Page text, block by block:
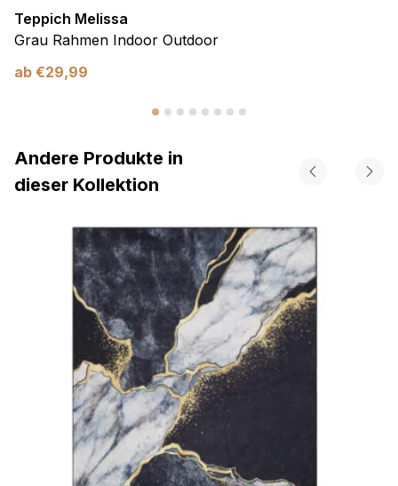
Teppich Melissa
Grau Rahmen Indoor Outdoor
ab €29,99
Andere Produkte in
dieser Kollektion